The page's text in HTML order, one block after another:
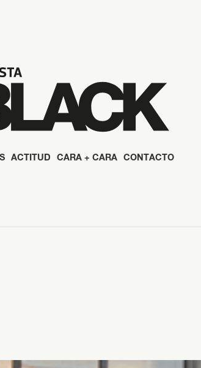
ACTITUD CARA + CARA CONTACTO